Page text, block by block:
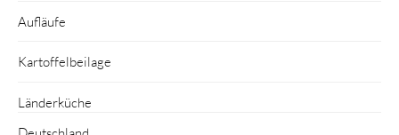
Aufläufe
Kartoffelbeilage
Länderküche